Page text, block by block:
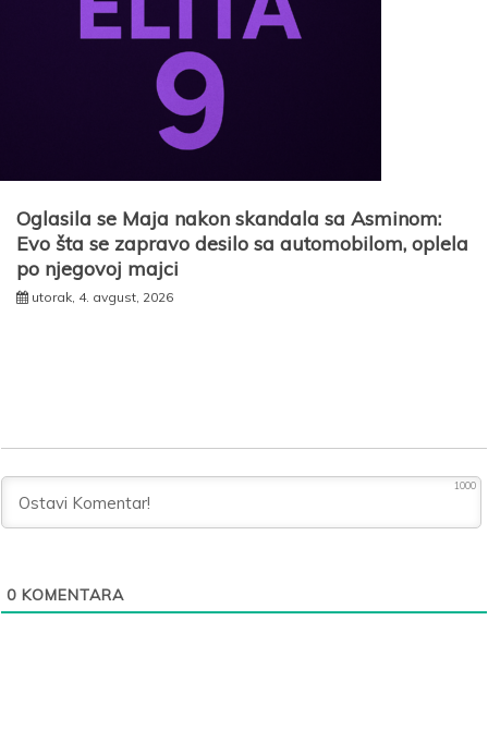
Oglasila se Maja nakon skandala sa Asminom:
Evo šta se zapravo desilo sa automobilom, oplela
po njegovoj majci
utorak, 4. avgust, 2026
1000
0 KOMENTARA